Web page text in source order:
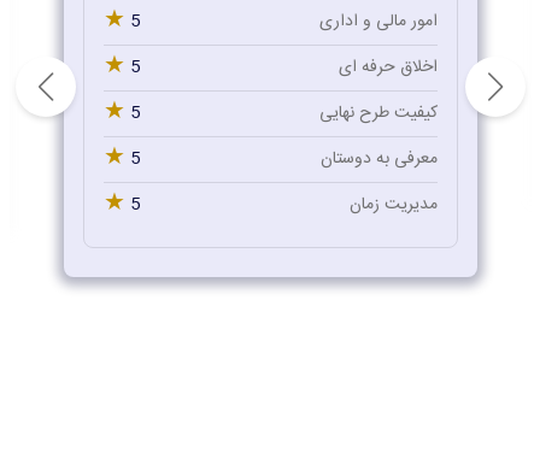
امور مالی و اداری 5
★
اخلاق حرفه ای 5
★
کیفیت طرح نهایی 5
★
معرفی به دوستان 5
★
مدیریت زمان 5
★